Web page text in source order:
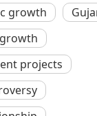
growth
projects